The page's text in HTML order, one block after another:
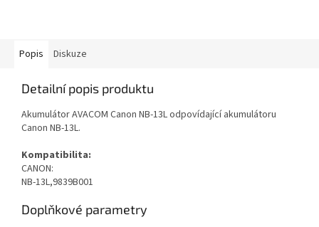
Popis Diskuze
Detailní popis produktu
Akumulátor AVACOM Canon NB-13L odpovídající akumulátoru
Canon NB-13L.
Kompatibilita:
CANON:
NB-13L,9839B001
Doplňkové parametry